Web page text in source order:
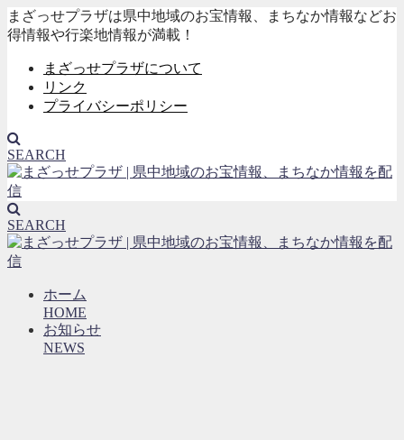
まざっせプラザは県中地域のお宝情報、まちなか情報などお
得情報や行楽地情報が満載！
まざっせプラザについて
リンク
プライバシーポリシー
SEARCH
SEARCH
ホーム
HOME
お知らせ
NEWS